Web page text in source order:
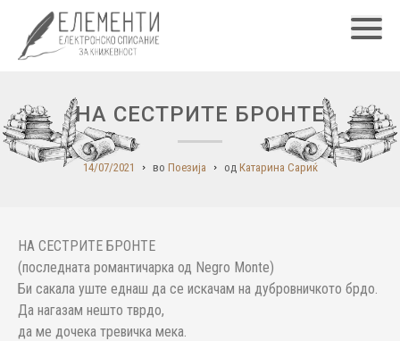
НА СЕСТРИТЕ БРОНТЕ
14/07/2021 во Поезија од Катарина Сариќ
НА СЕСТРИТЕ БРОНТЕ
(последната романтичарка од Negro Monte)
Би сакала уште еднаш да се искачам на дубровничкото брдо.
Да нагазам нешто тврдо,
да ме дочека тревичка мека.